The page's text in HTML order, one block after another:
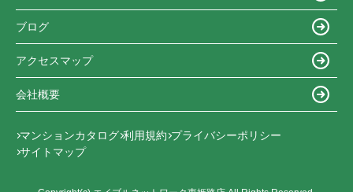
ブログ
アクセスマップ
会社概要
マンションカタログ 利用規約 プライバシーポリシー
サイトマップ